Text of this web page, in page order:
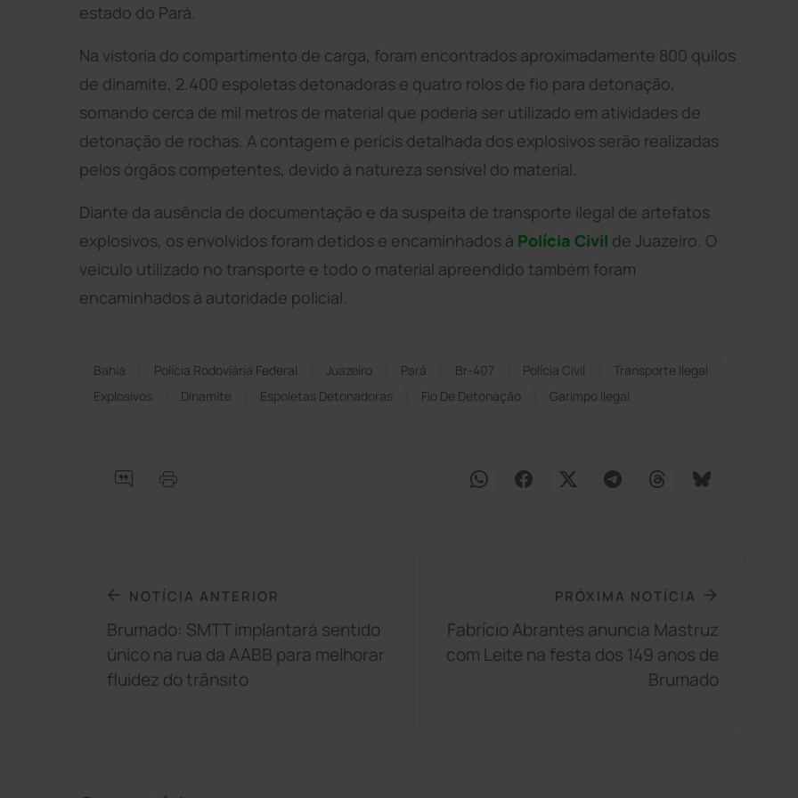
estado do Pará.
Na vistoria do compartimento de carga, foram encontrados aproximadamente 800 quilos
de dinamite, 2.400 espoletas detonadoras e quatro rolos de fio para detonação,
somando cerca de mil metros de material que poderia ser utilizado em atividades de
detonação de rochas. A contagem e perícis detalhada dos explosivos serão realizadas
pelos órgãos competentes, devido à natureza sensível do material.
Diante da ausência de documentação e da suspeita de transporte ilegal de artefatos
explosivos, os envolvidos foram detidos e encaminhados à Polícia Civil de Juazeiro. O
veículo utilizado no transporte e todo o material apreendido também foram
encaminhados à autoridade policial.
Bahia Polícia Rodoviária Federal Juazeiro Pará Br-407 Polícia Civil
Transporte Ilegal
Explosivos
Dinamite Espoletas Detonadoras Fio De Detonação Garimpo Ilegal
NOTÍCIA ANTERIOR
Brumado: SMTT implantará sentido
único na rua da AABB para melhorar
fluidez do trânsito
PRÓXIMA NOTÍCIA
Fabrício Abrantes anuncia Mastruz
com Leite na festa dos 149 anos de
Brumado